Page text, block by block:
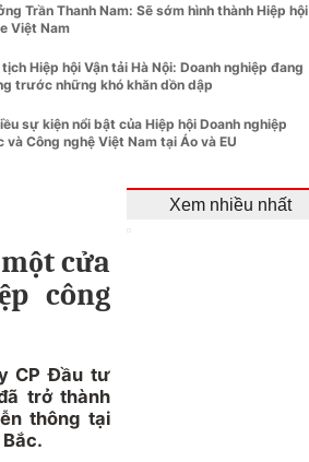
Trần Thanh Nam: Sẽ sớm hình thành Hiệp hội
Việt Nam
tịch Hiệp hội Vận tải Hà Nội: Doanh nghiệp đang
trước những khó khăn dồn dập
sự kiện nổi bật của Hiệp hội Doanh nghiệp
và Công nghệ Việt Nam tại Áo và EU
cửa
công
CP Đầu tư
trở thành
thông tại
Xem nhiều nhất